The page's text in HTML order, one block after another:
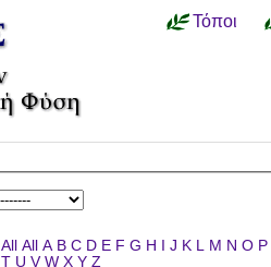
Τόποι
All All A B C D E F G H I J K L M N O P
T U V W X Y Z